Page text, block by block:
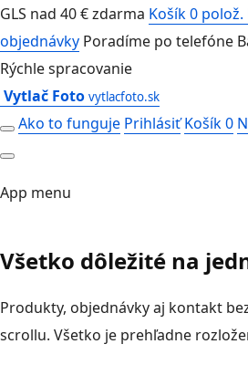
GLS nad 40 € zdarma Košík 0 polož.
objednávky Poradíme po telefóne
Rýchle spracovanie
Vytlač Foto vytlacfoto.sk
Ako to funguje Prihlásiť Košík 0
App menu
Všetko dôležité na
Produkty, objednávky aj kontakt
scrollu. Všetko je prehľadne